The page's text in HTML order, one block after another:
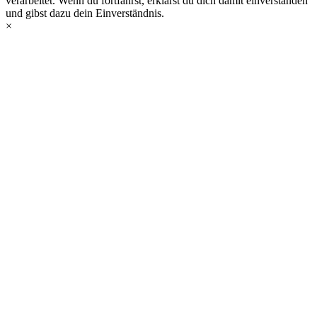
und gibst dazu dein Einverständnis.
×